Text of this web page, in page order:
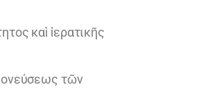
καὶ ἱερατικῆς
τῶν